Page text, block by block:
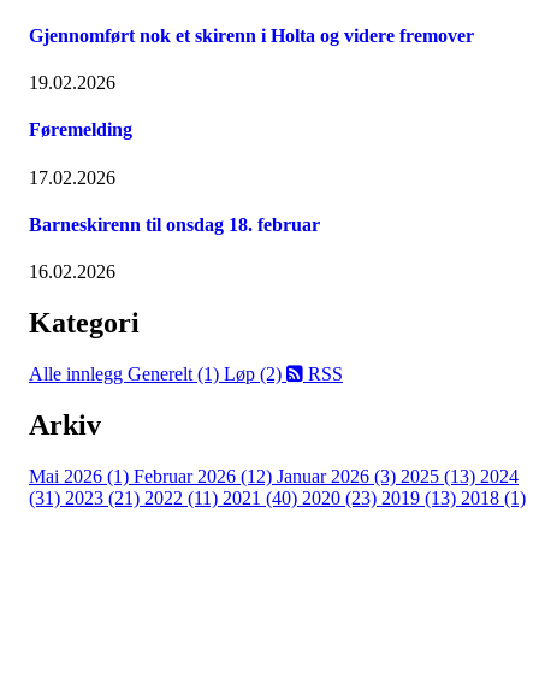
Gjennomført nok et skirenn i Holta og videre fremover
19.02.2026
Føremelding
17.02.2026
Barneskirenn til onsdag 18. februar
16.02.2026
Kategori
Alle innlegg Generelt (1) Løp (2) RSS
Arkiv
Mai 2026 (1) Februar 2026 (12) Januar 2026 (3) 2025 (13) 2024
(31) 2023 (21) 2022 (11) 2021 (40) 2020 (23) 2019 (13) 2018 (1)